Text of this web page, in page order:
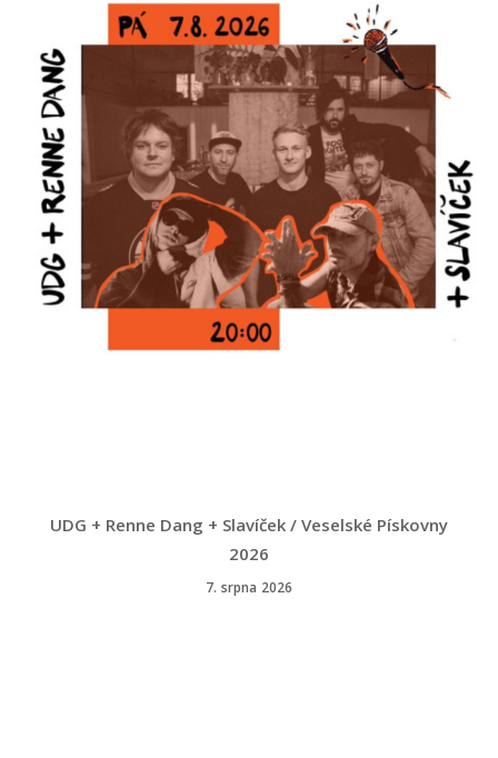
UDG + Renne Dang + Slavíček / Veselské Pískovny
2026
7. srpna 2026